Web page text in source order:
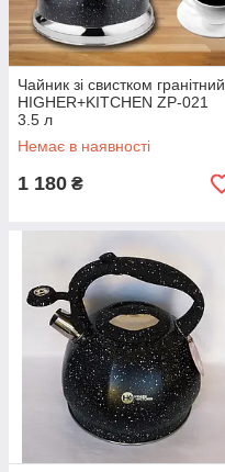
Чайник зі свистком гранітний
HIGHER+KITCHEN ZP-021
3.5 л
Немає в наявності
1 180 ₴